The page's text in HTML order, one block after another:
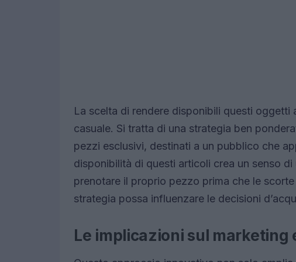
La scelta di rendere disponibili questi
casuale. Si tratta di una strategia ben
pezzi esclusivi, destinati a un pubblico che
disponibilità di questi articoli crea un senso
prenotare il proprio pezzo prima che le
strategia possa influenzare le decisioni
Le implicazioni sul marketing